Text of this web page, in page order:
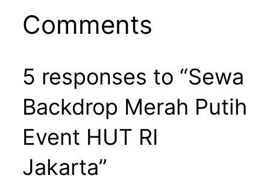
Comments
5 responses to “Sewa
Backdrop Merah Putih
Event HUT RI
Jakarta”